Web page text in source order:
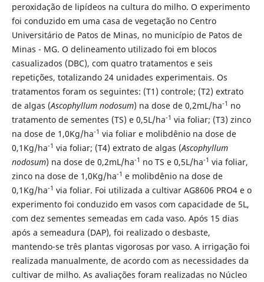
peroxidação de lipídeos na cultura do milho. O experimento
foi conduzido em uma casa de vegetação no Centro
Universitário de Patos de Minas, no município de Patos de
Minas - MG. O delineamento utilizado foi em blocos
casualizados (DBC), com quatro tratamentos e seis
repetições, totalizando 24 unidades experimentais. Os
tratamentos foram os seguintes: (T1) controle; (T2) extrato
de algas (Ascophyllum nodosum) na dose de 0,2mL/ha-1 no
tratamento de sementes (TS) e 0,5L/ha-1 via foliar; (T3) zinco
na dose de 1,0Kg/ha-1 via foliar e molibdênio na dose de
0,1Kg/ha-1 via foliar; (T4) extrato de algas (Ascophyllum
nodosum) na dose de 0,2mL/ha-1 no TS e 0,5L/ha-1 via foliar,
zinco na dose de 1,0Kg/ha-1 e molibdênio na dose de
0,1Kg/ha-1 via foliar. Foi utilizada a cultivar AG8606 PRO4 e o
experimento foi conduzido em vasos com capacidade de 5L,
com dez sementes semeadas em cada vaso. Após 15 dias
após a semeadura (DAP), foi realizado o desbaste,
mantendo-se três plantas vigorosas por vaso. A irrigação foi
realizada manualmente, de acordo com as necessidades da
cultivar de milho. As avaliações foram realizadas no Núcleo